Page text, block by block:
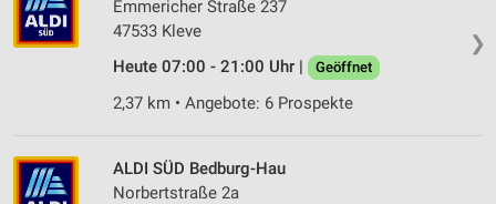
❯
Emmericher Straße 237
47533 Kleve
Heute 07:00 - 21:00 Uhr |
Geöffnet
2,37 km • Angebote: 6 Prospekte
ALDI SÜD Bedburg-Hau
Norbertstraße 2a